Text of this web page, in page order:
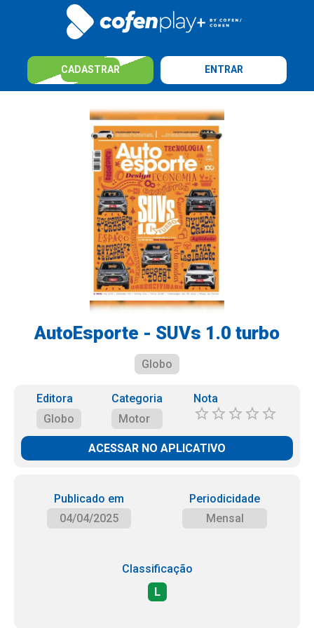
CADASTRAR ENTRAR
AutoEsporte - SUVs 1.0 turbo
Globo
Editora
Globo
Categoria
Motor
Nota
ACESSAR NO APLICATIVO
Publicado em
04/04/2025
Periodicidade
Mensal
Classificação
L